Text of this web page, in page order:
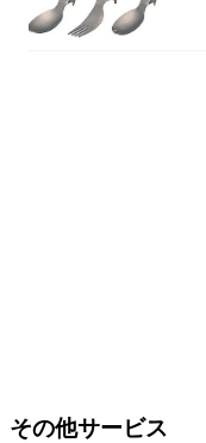
その他サービス